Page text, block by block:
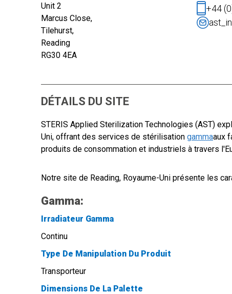
Unit 2
Marcus Close,
Tilehurst,
Reading
RG30 4EA
+44
DÉTAILS DU SITE
STERIS Applied Sterilization Technologies (AST)
Uni, offrant des services de stérilisation gammaaux
produits de consommation et industriels à travers
Notre site de Reading, Royaume-Uni présente les
Gamma:
Irradiateur Gamma
Continu
Type De Manipulation Du Produit
Transporteur
Dimensions De La Palette